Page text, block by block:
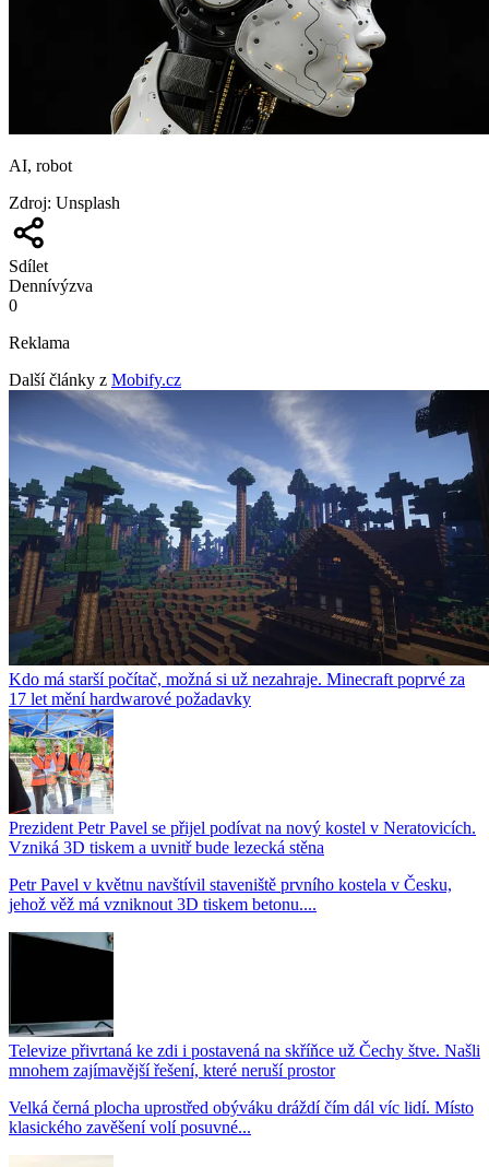
AI, robot
Zdroj: Unsplash
Sdílet
Dennívýzva
0
Reklama
Další články z Mobify.cz
Kdo má starší počítač, možná si už nezahraje. Minecraft poprvé za
17 let mění hardwarové požadavky
Prezident Petr Pavel se přijel podívat na nový kostel v Neratovicích.
Vzniká 3D tiskem a uvnitř bude lezecká stěna
Petr Pavel v květnu navštívil staveniště prvního kostela v Česku,
jehož věž má vzniknout 3D tiskem betonu....
Televize přivrtaná ke zdi i postavená na skříňce už Čechy štve. Našli
mnohem zajímavější řešení, které neruší prostor
Velká černá plocha uprostřed obýváku dráždí čím dál víc lidí. Místo
klasického zavěšení volí posuvné...